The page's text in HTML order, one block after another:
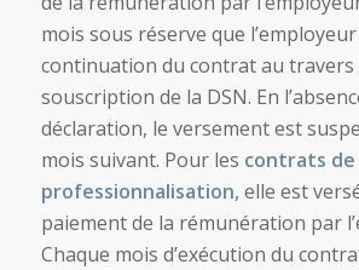
mois sous réserve que
continuation du contrat au travers
souscription de la DSN. En
déclaration, le versement est
mois suivant. Pour les contrats de
professionnalisation,elle est
paiement de la rémunération par
Chaque mois d’exécution du